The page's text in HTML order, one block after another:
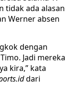
tidak ada alasan
Werner absen
dengan
Jadi mereka
kira,” kata
dari